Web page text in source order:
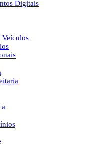
Digitais
Veículos